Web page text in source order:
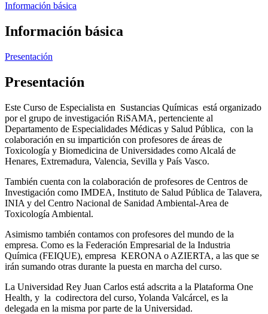
Información básica
Información básica
Presentación
Presentación
Este Curso de Especialista en Sustancias Químicas está organizado
por el grupo de investigación RiSAMA, pertenciente al
Departamento de Especialidades Médicas y Salud Pública, con la
colaboración en su impartición con profesores de áreas de
Toxicología y Biomedicina de Universidades como Alcalá de
Henares, Extremadura, Valencia, Sevilla y País Vasco.
También cuenta con la colaboración de profesores de Centros de
Investigación como IMDEA, Instituto de Salud Pública de Talavera,
INIA y del Centro Nacional de Sanidad Ambiental-Area de
Toxicología Ambiental.
Asimismo también contamos con profesores del mundo de la
empresa. Como es la Federación Empresarial de la Industria
Química (FEIQUE), empresa KERONA o AZIERTA, a las que se
irán sumando otras durante la puesta en marcha del curso.
La Universidad Rey Juan Carlos está adscrita a la Plataforma One
Health, y la codirectora del curso, Yolanda Valcárcel, es la
delegada en la misma por parte de la Universidad.